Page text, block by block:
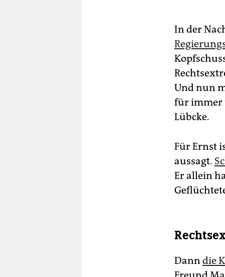
In der
Und nun
für immer
Lübcke.
Für Ernst
aussagt.
Er allein
Danndie